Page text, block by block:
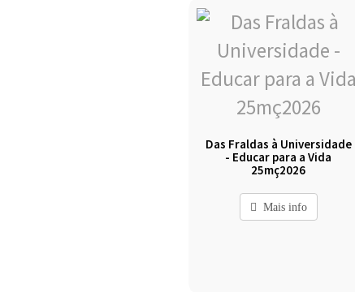
Das Fraldas à Universidade
- Educar para a Vida
25mç2026
Mais info